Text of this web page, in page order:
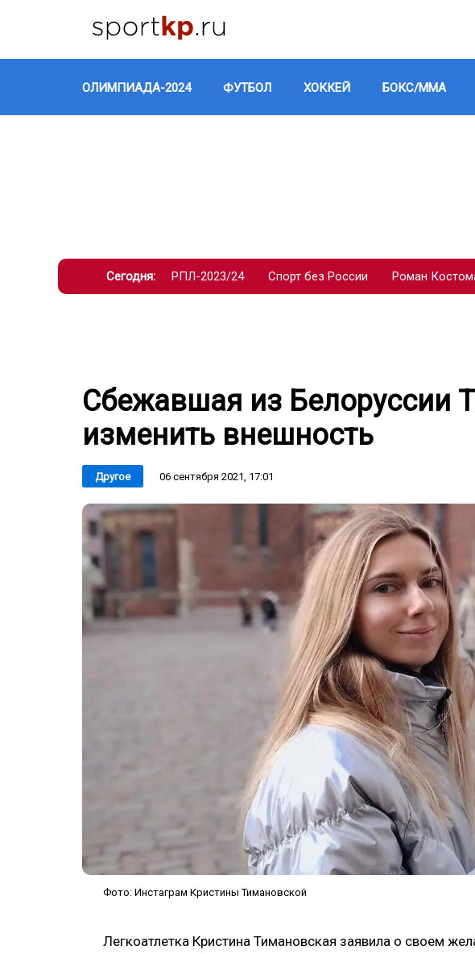
ОЛИМПИАДА-2024 ФУТБОЛ ХОККЕЙ БОКС/ММА
Сегодня: РПЛ-2023/24 Спорт без России Роман
Сбежавшая из Белоруссии
изменить внешность
Другое 06 сентября 2021, 17:01
Фото: Инстаграм Кристины Тимановской
Легкоатлетка Кристина Тимановская заявила о своем